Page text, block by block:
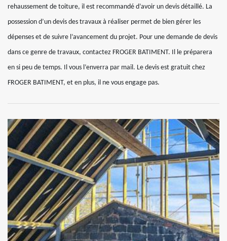
rehaussement de toiture, il est recommandé d’avoir un devis détaillé. La
possession d’un devis des travaux à réaliser permet de bien gérer les
dépenses et de suivre l’avancement du projet. Pour une demande de devis
dans ce genre de travaux, contactez FROGER BATIMENT. Il le préparera
en si peu de temps. Il vous l’enverra par mail. Le devis est gratuit chez
FROGER BATIMENT, et en plus, il ne vous engage pas.